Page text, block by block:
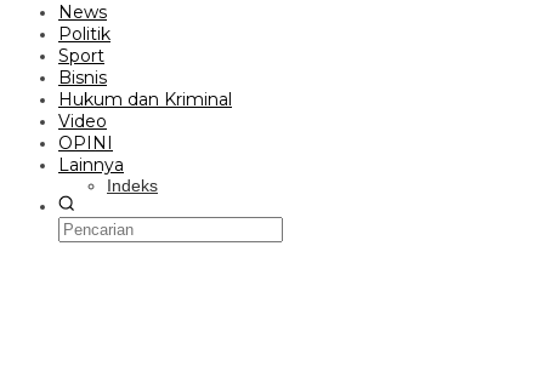
News
Politik
Sport
Bisnis
Hukum dan Kriminal
Video
OPINI
Lainnya
Indeks